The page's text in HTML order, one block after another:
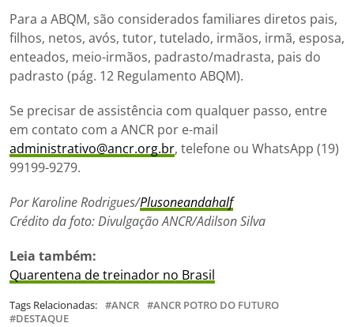
Para a ABQM, são considerados familiares diretos pais,
filhos, netos, avós, tutor, tutelado, irmãos, irmã, esposa,
enteados, meio-irmãos, padrasto/madrasta, pais do
padrasto (pág. 12 Regulamento ABQM).
Se precisar de assistência com qualquer passo, entre
em contato com a ANCR por e-mail
administrativo@ancr.org.br, telefone ou WhatsApp (19)
99199-9279.
Por Karoline Rodrigues/Plusoneandahalf
Crédito da foto: Divulgação ANCR/Adilson Silva
Leia também:
Quarentena de treinador no Brasil
Tags Relacionadas: ANCR
ANCR POTRO DO FUTURO
DESTAQUE